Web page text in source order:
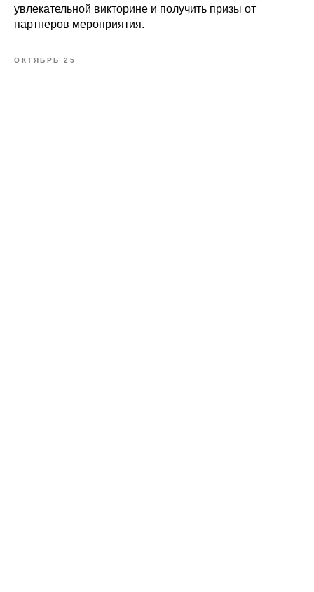
увлекательной викторине и получить призы от
партнеров мероприятия.
ОКТЯБРЬ 25